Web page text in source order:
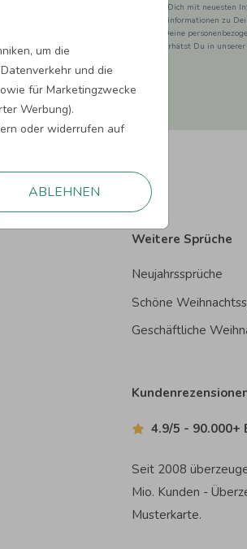
um die
und die
für Marketingzwecke
Werbung).
oder widerrufen auf
ABLEHNEN
Hiermit willigst Du ein, dass wir Dich mit neuesten
Zudem können wir Dir Produktinformationen zu
Service anbieten zu können, nutzen wir Deine
widerrufen. Weitere Informationen erhätst Du in
Weitere Sprüche
Neujahrssprüche
Schöne
Geschäftliche
4.9/5 - 90.000+
Seit 2008
Mio. Kunden -
Musterkarte.